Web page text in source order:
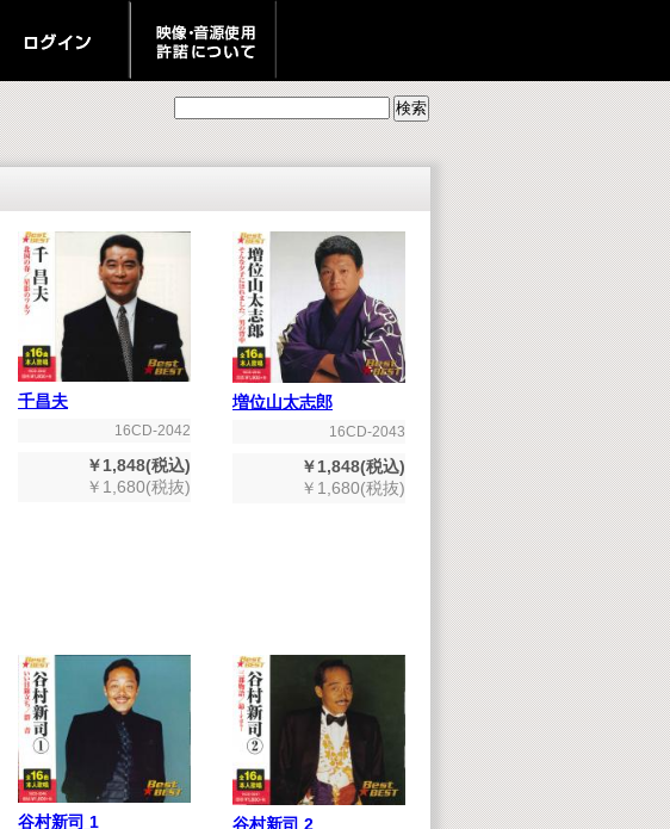
千昌夫
16CD-2042
￥1,848(税込)
￥1,680(税抜)
増位山太志郎
16CD-2043
￥1,848(税込)
￥1,680(税抜)
谷村新司 1 谷村新司 2